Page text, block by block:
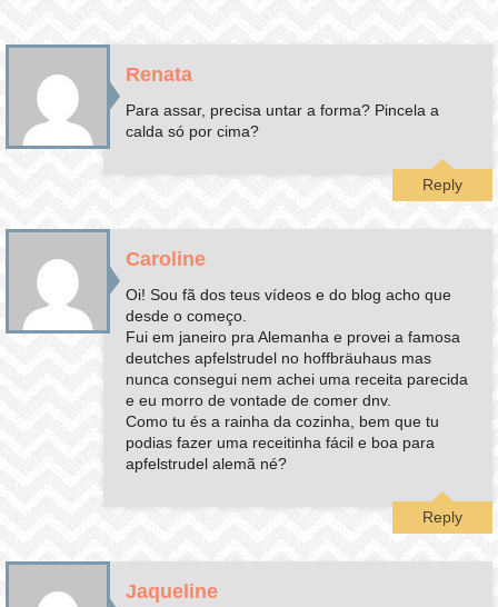
Renata
Para assar, precisa untar a forma? Pincela a
calda só por cima?
Reply
Caroline
Oi! Sou fã dos teus vídeos e do blog acho que
desde o começo.
Fui em janeiro pra Alemanha e provei a famosa
deutches apfelstrudel no hoffbräuhaus mas
nunca consegui nem achei uma receita parecida
e eu morro de vontade de comer dnv.
Como tu és a rainha da cozinha, bem que tu
podias fazer uma receitinha fácil e boa para
apfelstrudel alemã né?
Reply
Jaqueline